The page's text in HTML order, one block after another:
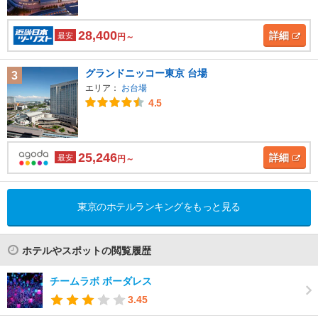
最安 28,400円～ 詳細
3 グランドニッコー東京 台場
エリア： お台場
4.5
最安 25,246円～ 詳細
東京のホテルランキングをもっと見る
ホテルやスポットの閲覧履歴
チームラボ ボーダレス
3.45